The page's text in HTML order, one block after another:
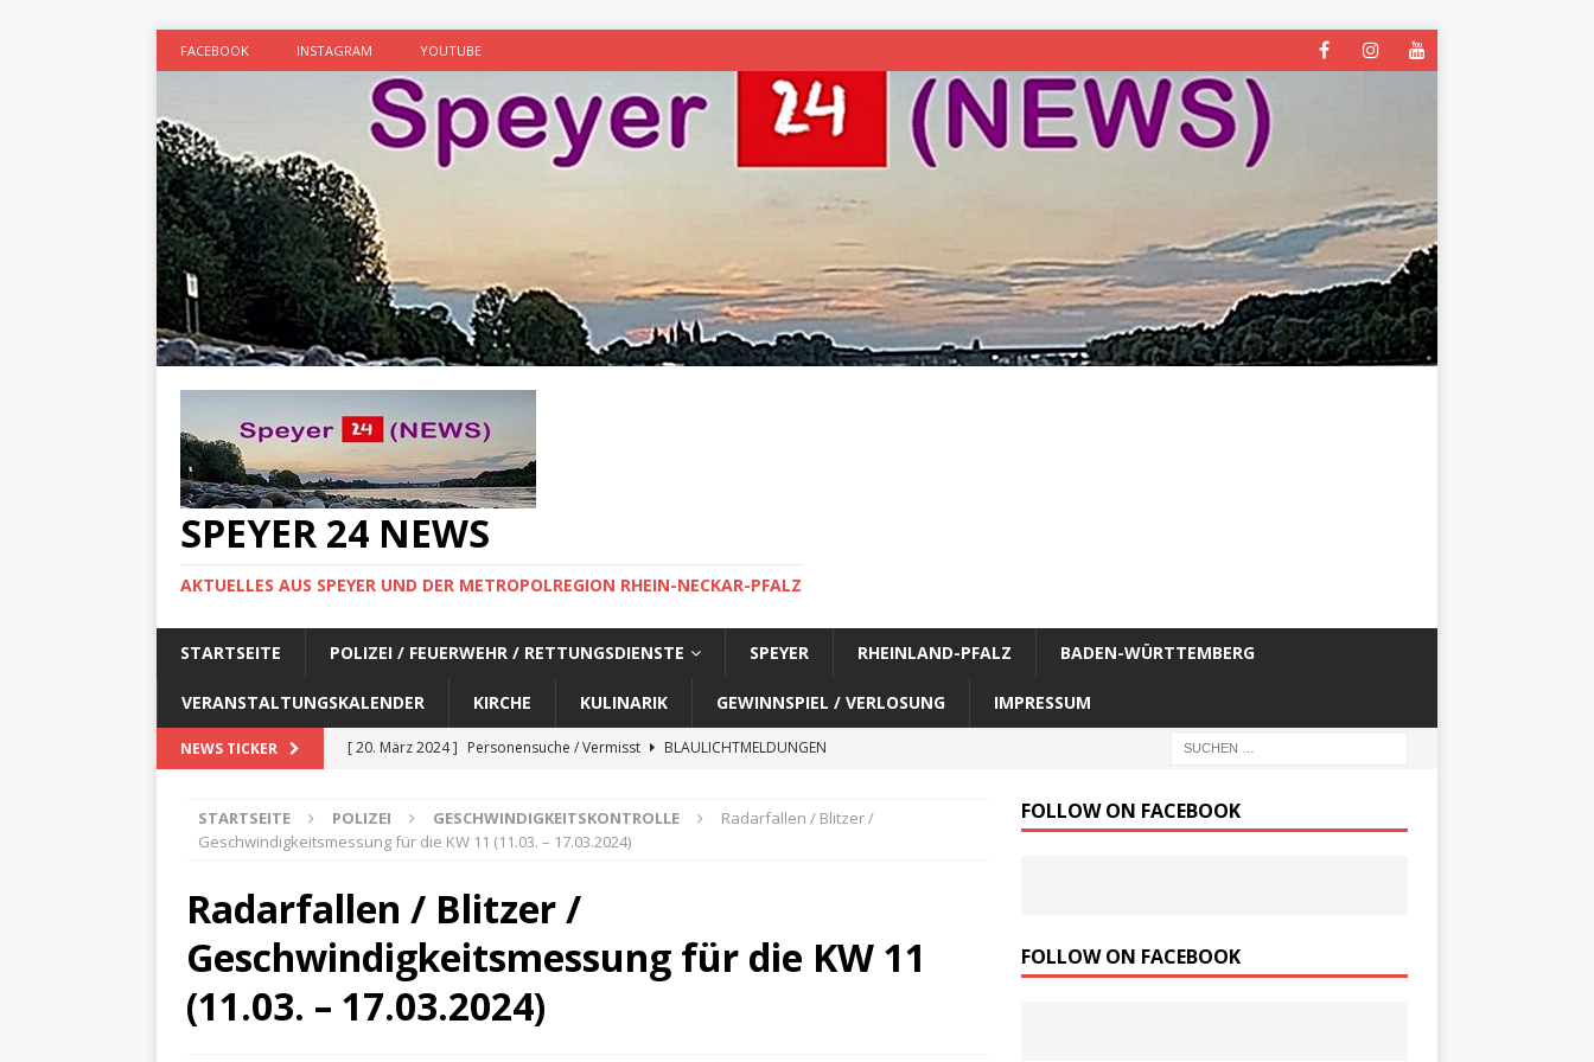
FACEBOOK INSTAGRAM YOUTUBE
SPEYER 24 NEWS
AKTUELLES AUS SPEYER UND DER METROPOLREGION RHEIN-NECKAR-PFALZ
STARTSEITE POLIZEI / FEUERWEHR / RETTUNGSDIENSTE SPEYER RHEINLAND-PFALZ BADEN-WÜRTTEMBERG
VERANSTALTUNGSKALENDER KIRCHE KULINARIK GEWINNSPIEL / VERLOSUNG IMPRESSUM
NEWS TICKER [ 20. März 2024 ] Personensuche / Vermisst
BLAULICHTMELDUNGEN
[ 17. März 2024 ] Personensuche / Vermisst
BLAULICHTMELDUNGEN
[ 17. März 2024 ]
Personensuche / Vermisst
[ 29. Februar 2024 ] Personensuche / Vermisst
BLAULICHTMELDUNGEN
[ 29. Februar 2024 ]
Personensuche / Vermisst
Aktuelle Warnmeldung der Polizei
STARTSEITE POLIZEI GESCHWINDIGKEITSKONTROLLE
Radarfallen / Blitzer /
Geschwindigkeitsmessung für die KW 11 (11.03. – 17.03.2024)
Radarfallen / Blitzer /
Geschwindigkeitsmessung für die KW 11
(11.03. – 17.03.2024)
FOLLOW ON FACEBOOK
FOLLOW ON FACEBOOK